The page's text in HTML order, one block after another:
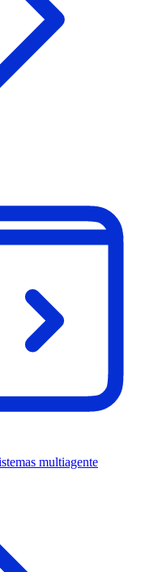
multiagente